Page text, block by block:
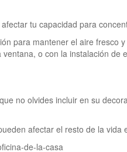
tu capacidad para
para mantener el aire fresco
o con la instalación de
no olvides incluir en su
afectar el resto de la vida